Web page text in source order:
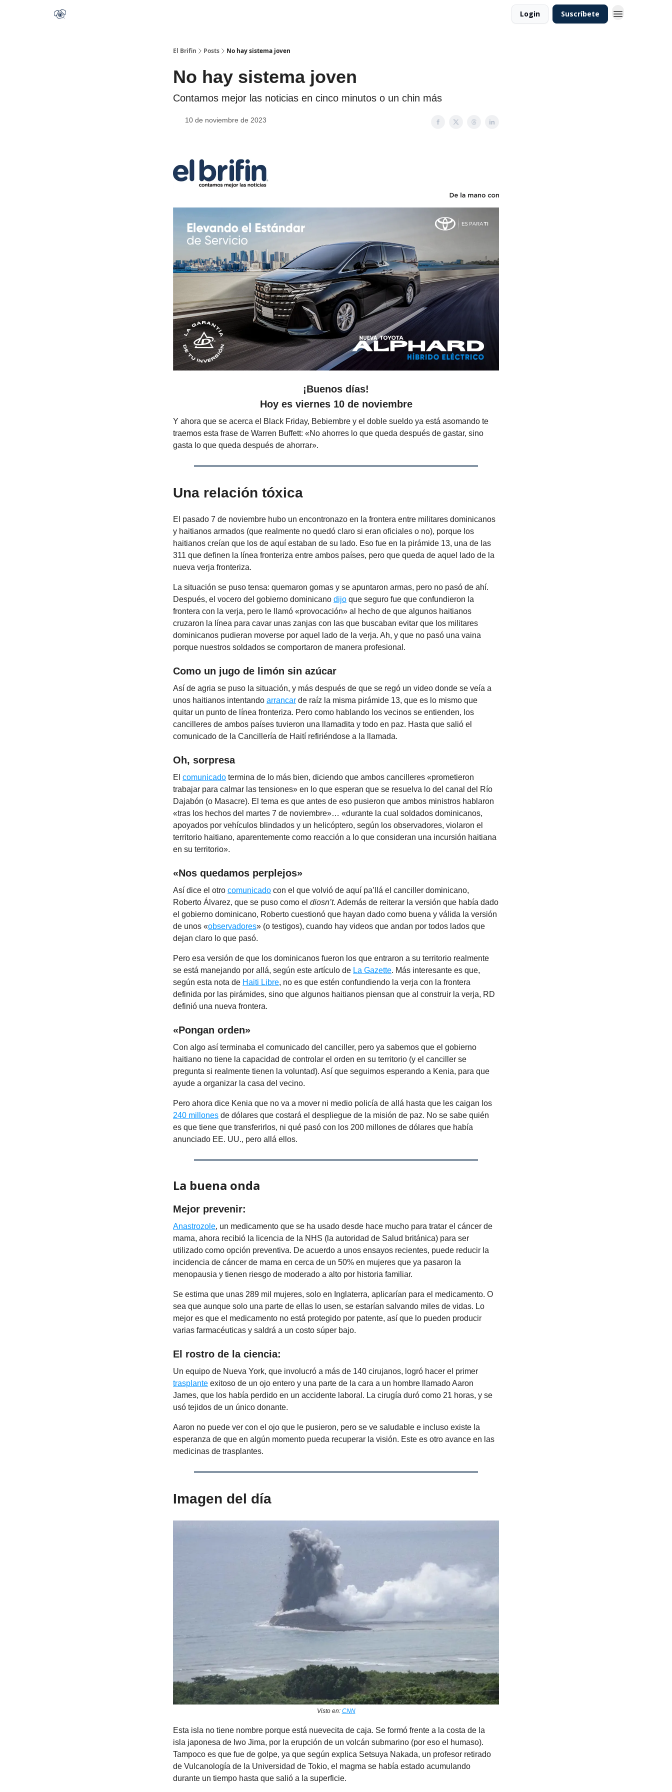
Login Suscríbete
El Brifin Posts No hay sistema joven
No hay sistema joven
Contamos mejor las noticias en cinco minutos o un chin más
10 de noviembre de 2023
¡Buenos días!
Hoy es viernes 10 de noviembre
Y ahora que se acerca el Black Friday, Bebiembre y el doble sueldo ya está asomando te
traemos esta frase de Warren Buffett: «No ahorres lo que queda después de gastar, sino
gasta lo que queda después de ahorrar».
Una relación tóxica
El pasado 7 de noviembre hubo un encontronazo en la frontera entre militares dominicanos
y haitianos armados (que realmente no quedó claro si eran oficiales o no), porque los
haitianos creían que los de aquí estaban de su lado. Eso fue en la pirámide 13, una de las
311 que definen la línea fronteriza entre ambos países, pero que queda de aquel lado de la
nueva verja fronteriza.
La situación se puso tensa: quemaron gomas y se apuntaron armas, pero no pasó de ahí.
Después, el vocero del gobierno dominicano dijo que seguro fue que confundieron la
frontera con la verja, pero le llamó «provocación» al hecho de que algunos haitianos
cruzaron la línea para cavar unas zanjas con las que buscaban evitar que los militares
dominicanos pudieran moverse por aquel lado de la verja. Ah, y que no pasó una vaina
porque nuestros soldados se comportaron de manera profesional.
Como un jugo de limón sin azúcar
Así de agria se puso la situación, y más después de que se regó un video donde se veía a
unos haitianos intentando arrancar de raíz la misma pirámide 13, que es lo mismo que
quitar un punto de línea fronteriza. Pero como hablando los vecinos se entienden, los
cancilleres de ambos países tuvieron una llamadita y todo en paz. Hasta que salió el
comunicado de la Cancillería de Haití refiriéndose a la llamada.
Oh, sorpresa
El comunicado termina de lo más bien, diciendo que ambos cancilleres «prometieron
trabajar para calmar las tensiones» en lo que esperan que se resuelva lo del canal del Río
Dajabón (o Masacre). El tema es que antes de eso pusieron que ambos ministros hablaron
«tras los hechos del martes 7 de noviembre»… «durante la cual soldados dominicanos,
apoyados por vehículos blindados y un helicóptero, según los observadores, violaron el
territorio haitiano, aparentemente como reacción a lo que consideran una incursión haitiana
en su territorio».
«Nos quedamos perplejos»
Así dice el otro comunicado con el que volvió de aquí pa’llá el canciller dominicano,
Roberto Álvarez, que se puso como el diosn’t. Además de reiterar la versión que había dado
el gobierno dominicano, Roberto cuestionó que hayan dado como buena y válida la versión
de unos «observadores» (o testigos), cuando hay videos que andan por todos lados que
dejan claro lo que pasó.
Pero esa versión de que los dominicanos fueron los que entraron a su territorio realmente
se está manejando por allá, según este artículo de La Gazette. Más interesante es que,
según esta nota de Haiti Libre, no es que estén confundiendo la verja con la frontera
definida por las pirámides, sino que algunos haitianos piensan que al construir la verja, RD
definió una nueva frontera.
«Pongan orden»
Con algo así terminaba el comunicado del canciller, pero ya sabemos que el gobierno
haitiano no tiene la capacidad de controlar el orden en su territorio (y el canciller se
pregunta si realmente tienen la voluntad). Así que seguimos esperando a Kenia, para que
ayude a organizar la casa del vecino.
Pero ahora dice Kenia que no va a mover ni medio policía de allá hasta que les caigan los
240 millones de dólares que costará el despliegue de la misión de paz. No se sabe quién
es que tiene que transferirlos, ni qué pasó con los 200 millones de dólares que había
anunciado EE. UU., pero allá ellos.
La buena onda
Mejor prevenir:
Anastrozole, un medicamento que se ha usado desde hace mucho para tratar el cáncer de
mama, ahora recibió la licencia de la NHS (la autoridad de Salud británica) para ser
utilizado como opción preventiva. De acuerdo a unos ensayos recientes, puede reducir la
incidencia de cáncer de mama en cerca de un 50% en mujeres que ya pasaron la
menopausia y tienen riesgo de moderado a alto por historia familiar.
Se estima que unas 289 mil mujeres, solo en Inglaterra, aplicarían para el medicamento. O
sea que aunque solo una parte de ellas lo usen, se estarían salvando miles de vidas. Lo
mejor es que el medicamento no está protegido por patente, así que lo pueden producir
varias farmacéuticas y saldrá a un costo súper bajo.
El rostro de la ciencia:
Un equipo de Nueva York, que involucró a más de 140 cirujanos, logró hacer el primer
trasplante exitoso de un ojo entero y una parte de la cara a un hombre llamado Aaron
James, que los había perdido en un accidente laboral. La cirugía duró como 21 horas, y se
usó tejidos de un único donante.
Aaron no puede ver con el ojo que le pusieron, pero se ve saludable e incluso existe la
esperanza de que en algún momento pueda recuperar la visión. Este es otro avance en las
medicinas de trasplantes.
Imagen del día
Visto en: CNN
Esta isla no tiene nombre porque está nuevecita de caja. Se formó frente a la costa de la
isla japonesa de Iwo Jima, por la erupción de un volcán submarino (por eso el humaso).
Tampoco es que fue de golpe, ya que según explica Setsuya Nakada, un profesor retirado
de Vulcanología de la Universidad de Tokio, el magma se había estado acumulando
durante un tiempo hasta que salió a la superficie.